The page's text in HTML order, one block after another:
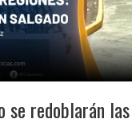
se redoblarán